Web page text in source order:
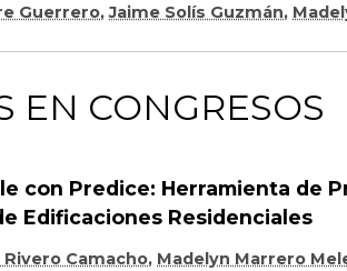
Guerrero,Jaime Solís Guzmán,
EN CONGRESOS
con Predice: Herramienta de
Edificaciones Residenciales
Camacho, Madelyn Marrero